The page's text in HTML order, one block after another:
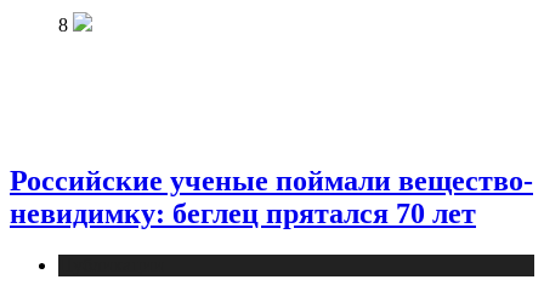
8
Российские ученые поймали вещество-
невидимку: беглец прятался 70 лет